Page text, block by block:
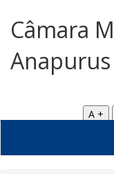
Câmara
Anapurus
A +